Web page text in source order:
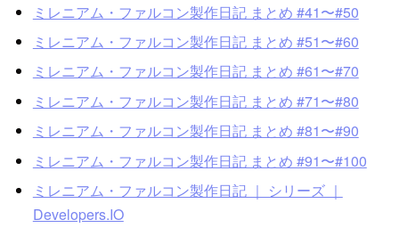
ミレニアム・ファルコン製作日記 まとめ #41〜#50
ミレニアム・ファルコン製作日記 まとめ #51〜#60
ミレニアム・ファルコン製作日記 まとめ #61〜#70
ミレニアム・ファルコン製作日記 まとめ #71〜#80
ミレニアム・ファルコン製作日記 まとめ #81〜#90
ミレニアム・ファルコン製作日記 まとめ #91〜#100
ミレニアム・ファルコン製作日記 ｜ シリーズ ｜
Developers.IO